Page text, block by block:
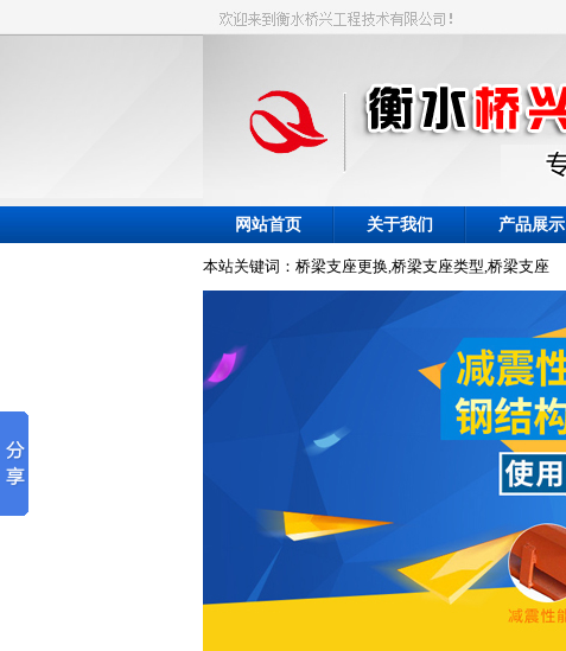
网站首页 关于我们 产品展示
本站关键词：桥梁支座更换,桥梁支座类型,桥梁支座